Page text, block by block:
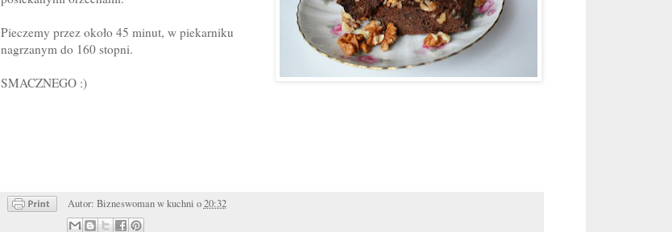
Pieczemy przez około 45 minut, w piekarniku
nagrzanym do 160 stopni.
SMACZNEGO :)
Autor: Bizneswoman w kuchni o20:32